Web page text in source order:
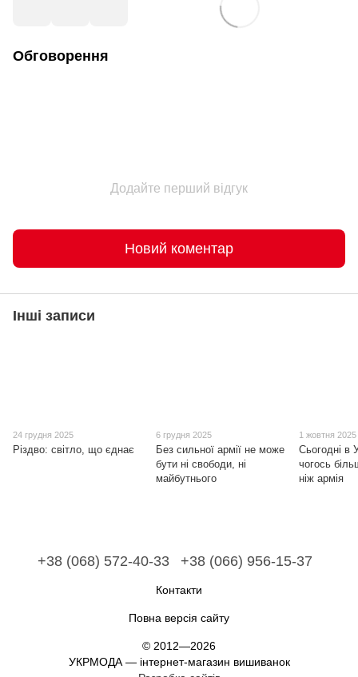
Обговорення
Додайте перший відгук
Новий коментар
Інші записи
24 грудня 2025
Різдво: світло, що єднає
6 грудня 2025
Без сильної армії не може
бути ні свободи, ні
майбутнього
1 жовтня 2025
Сьогодні в
чогось
ніж армія
+38 (068) 572-40-33 +38 (066) 956-15-37
Контакти
Повна версія сайту
© 2012—2026
УКРМОДА — інтернет-магазин вишиванок